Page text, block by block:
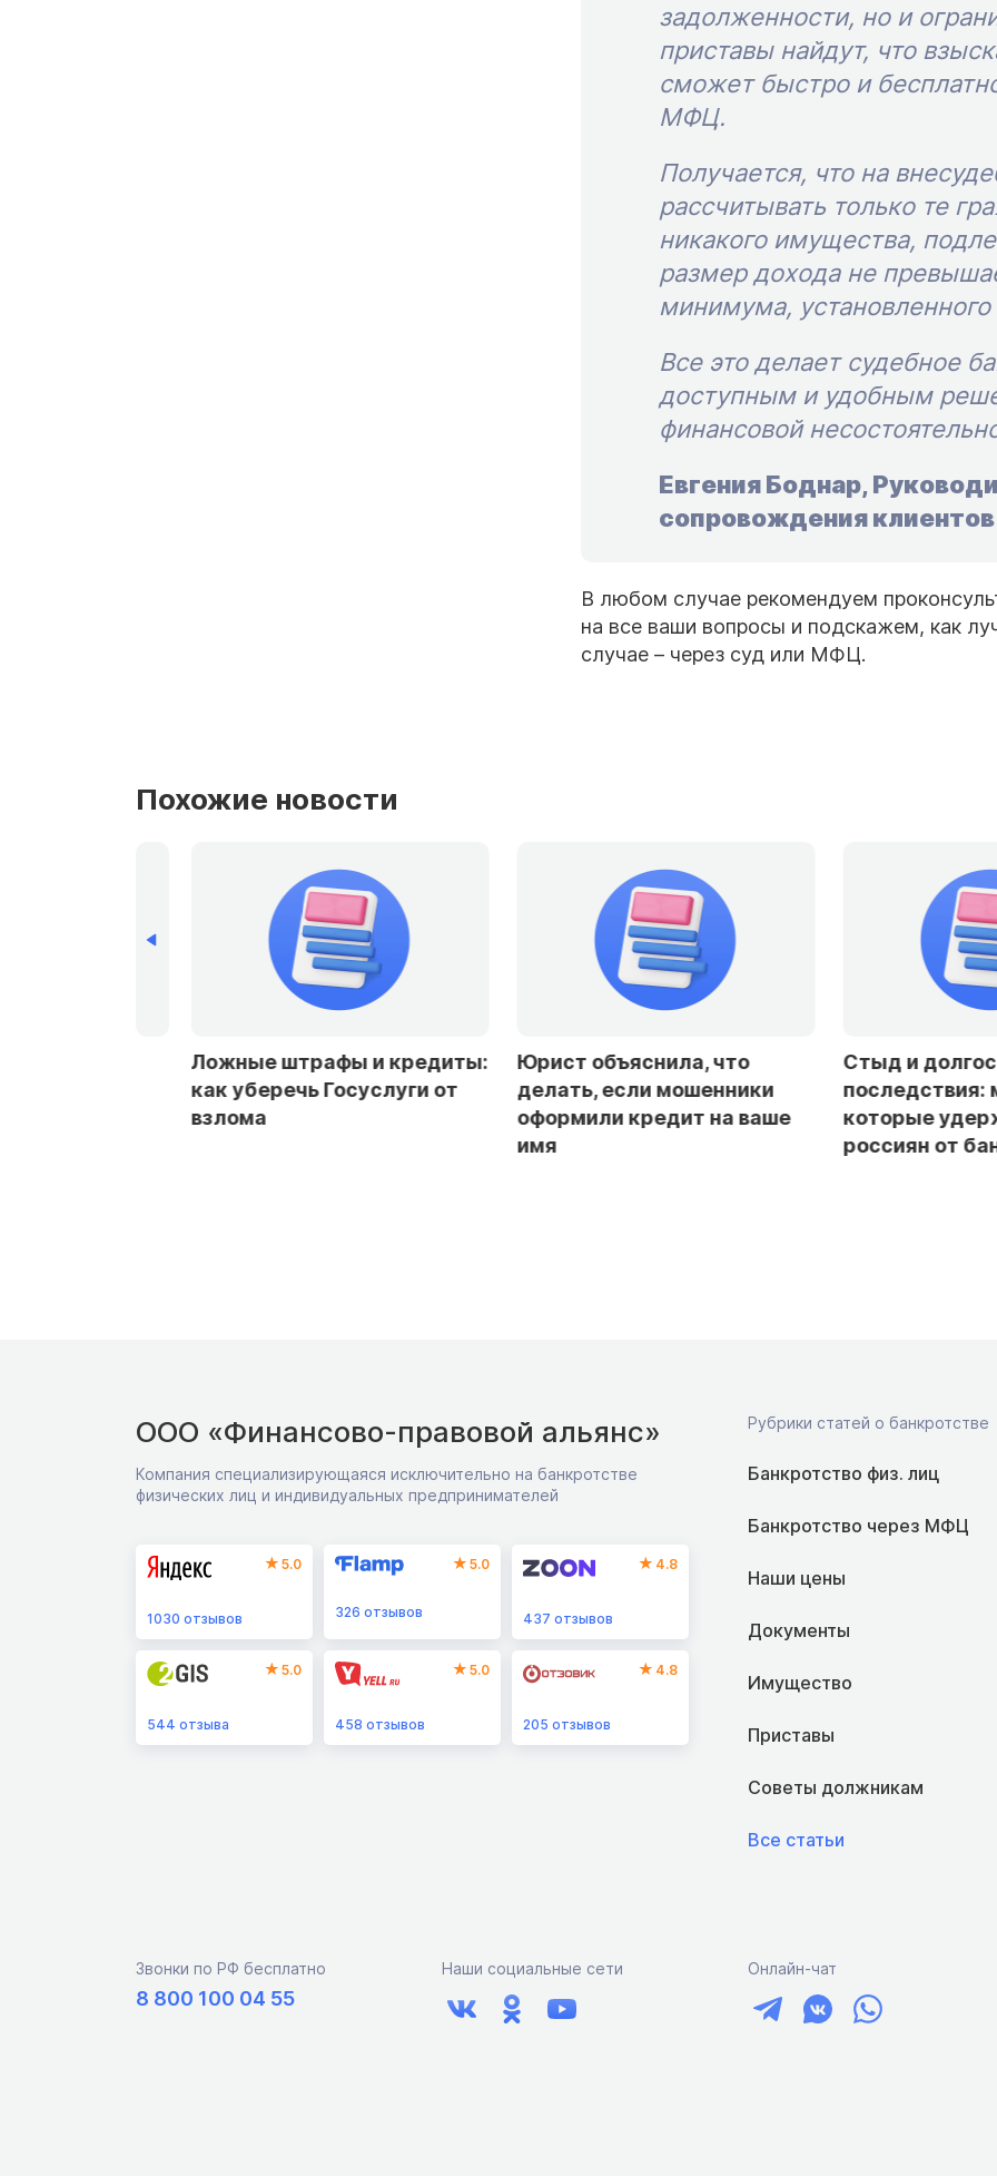
задолженности, но и
приставы найдут, что
сможет быстро и
МФЦ.
Получается, что на
рассчитывать только те
никакого имущества,
размер дохода не
минимума,
Все это делает судебное
доступным и удобным
финансовой
Евгения Боднар,
сопровождения
В любом случае рекомендуем
на все ваши вопросы и подскажем, как
случае – через суд или МФЦ.
Похожие новости
Ложные штрафы и кредиты:
как уберечь Госуслуги от
взлома
Юрист объяснила, что
делать, если мошенники
оформили кредит на ваше
имя
Стыд и
последствия:
которые
россиян от
ООО «Финансово-правовой альянс»
Компания специализирующаяся исключительно на банкротстве
физических лиц и индивидуальных предпринимателей
5.0
1030 отзывов
5.0
326 отзывов
4.8
437 отзывов
5.0
544 отзыва
5.0
458 отзывов
4.8
205 отзывов
Рубрики статей о банкротстве
Банкротство физ. лиц
Банкротство через МФЦ
Наши цены
Документы
Имущество
Приставы
Советы должникам
Все статьи
Звонки по РФ бесплатно
8 800 100 04 55
Наши социальные сети Онлайн-чат